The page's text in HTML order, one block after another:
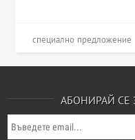
специално предложение
АБОНИРАЙ